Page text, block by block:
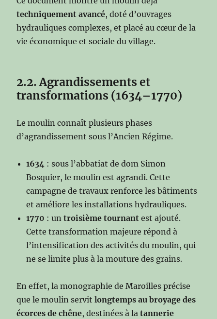
techniquement avancé, doté d’ouvrages
hydrauliques complexes, et placé au cœur de la
vie économique et sociale du village.
2.2. Agrandissements et
transformations (1634–1770)
Le moulin connaît plusieurs phases
d’agrandissement sous l’Ancien Régime.
1634 : sous l’abbatiat de dom Simon
Bosquier, le moulin est agrandi. Cette
campagne de travaux renforce les bâtiments
et améliore les installations hydrauliques.
1770 : untroisième tournant est ajouté.
Cette transformation majeure répond à
l’intensification des activités du moulin, qui
ne se limite plus à la mouture des grains.
En effet, la monographie de Maroilles précise
que le moulin servitlongtemps au broyage des
écorces de chêne, destinées à latannerie